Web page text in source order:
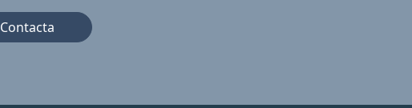
Contacta